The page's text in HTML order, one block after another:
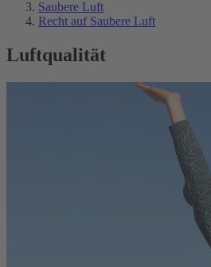
Saubere Luft
Recht auf Saubere Luft
Luftqualität